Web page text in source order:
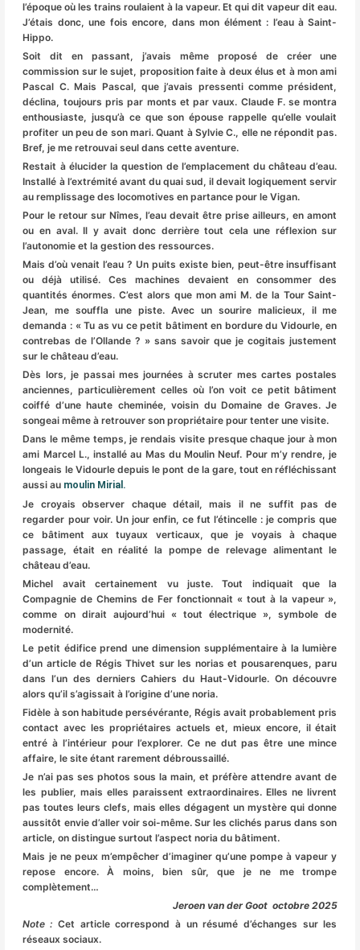
l’époque où les trains roulaient à la vapeur. Et qui dit vapeur dit eau.
J’étais donc, une fois encore, dans mon élément : l’eau à Saint-
Hippo.
Soit dit en passant, j’avais même proposé de créer une
commission sur le sujet, proposition faite à deux élus et à mon ami
Pascal C. Mais Pascal, que j’avais pressenti comme président,
déclina, toujours pris par monts et par vaux. Claude F. se montra
enthousiaste, jusqu’à ce que son épouse rappelle qu’elle voulait
profiter un peu de son mari. Quant à Sylvie C., elle ne répondit pas.
Bref, je me retrouvai seul dans cette aventure.
Restait à élucider la question de l’emplacement du château d’eau.
Installé à l’extrémité avant du quai sud, il devait logiquement servir
au remplissage des locomotives en partance pour le Vigan.
Pour le retour sur Nîmes, l’eau devait être prise ailleurs, en amont
ou en aval. Il y avait donc derrière tout cela une réflexion sur
l’autonomie et la gestion des ressources.
Mais d’où venait l’eau ? Un puits existe bien, peut-être insuffisant
ou déjà utilisé. Ces machines devaient en consommer des
quantités énormes. C’est alors que mon ami M. de la Tour Saint-
Jean, me souffla une piste. Avec un sourire malicieux, il me
demanda : « Tu as vu ce petit bâtiment en bordure du Vidourle, en
contrebas de l’Ollande ? » sans savoir que je cogitais justement
sur le château d’eau.
Dès lors, je passai mes journées à scruter mes cartes postales
anciennes, particulièrement celles où l’on voit ce petit bâtiment
coiffé d’une haute cheminée, voisin du Domaine de Graves. Je
songeai même à retrouver son propriétaire pour tenter une visite.
Dans le même temps, je rendais visite presque chaque jour à mon
ami Marcel L., installé au Mas du Moulin Neuf. Pour m’y rendre, je
longeais le Vidourle depuis le pont de la gare, tout en réfléchissant
aussi au moulin Mirial .
Je croyais observer chaque détail, mais il ne suffit pas de
regarder pour voir. Un jour enfin, ce fut l’étincelle : je compris que
ce bâtiment aux tuyaux verticaux, que je voyais à chaque
passage, était en réalité la pompe de relevage alimentant le
château d’eau.
Michel avait certainement vu juste. Tout indiquait que la
Compagnie de Chemins de Fer fonctionnait « tout à la vapeur »,
comme on dirait aujourd’hui « tout électrique », symbole de
modernité.
Le petit édifice prend une dimension supplémentaire à la lumière
d’un article de Régis Thivet sur les norias et pousarenques, paru
dans l’un des derniers Cahiers du Haut-Vidourle. On découvre
alors qu’il s’agissait à l’origine d’une noria.
Fidèle à son habitude persévérante, Régis avait probablement pris
contact avec les propriétaires actuels et, mieux encore, il était
entré à l’intérieur pour l’explorer. Ce ne dut pas être une mince
affaire, le site étant rarement débroussaillé.
Je n’ai pas ses photos sous la main, et préfère attendre avant de
les publier, mais elles paraissent extraordinaires. Elles ne livrent
pas toutes leurs clefs, mais elles dégagent un mystère qui donne
aussitôt envie d’aller voir soi-même. Sur les clichés parus dans son
article, on distingue surtout l’aspect noria du bâtiment.
Mais je ne peux m’empêcher d’imaginer qu’une pompe à vapeur y
repose encore. À moins, bien sûr, que je ne me trompe
complètement…
Jeroen van der Goot octobre 2025
Note : Cet article correspond à un résumé d’échanges sur les
réseaux sociaux.